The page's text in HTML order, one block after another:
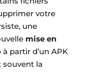
votre
une
mise en
à partir d’un APK
souvent la